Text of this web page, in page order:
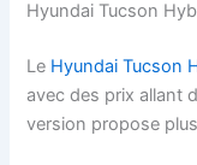
Hyundai Tucson
Le Hyundai Tucson
avec des prix allant
version propose